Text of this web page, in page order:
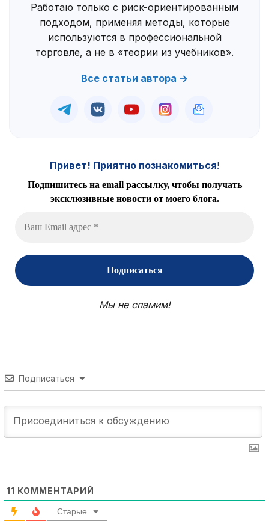
Работаю только с риск-ориентированным
подходом, применяя методы, которые
используются в профессиональной
торговле, а не в «теории из учебников».
Все статьи автора →
Привет! Приятно познакомиться!
Подпишитесь на email рассылку, чтобы получать
эксклюзивные новости от моего блога.
Мы не спамим!
Подписаться
11 КОММЕНТАРИЙ
Старые